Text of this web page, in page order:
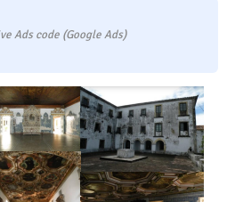
Ads code (Google Ads)